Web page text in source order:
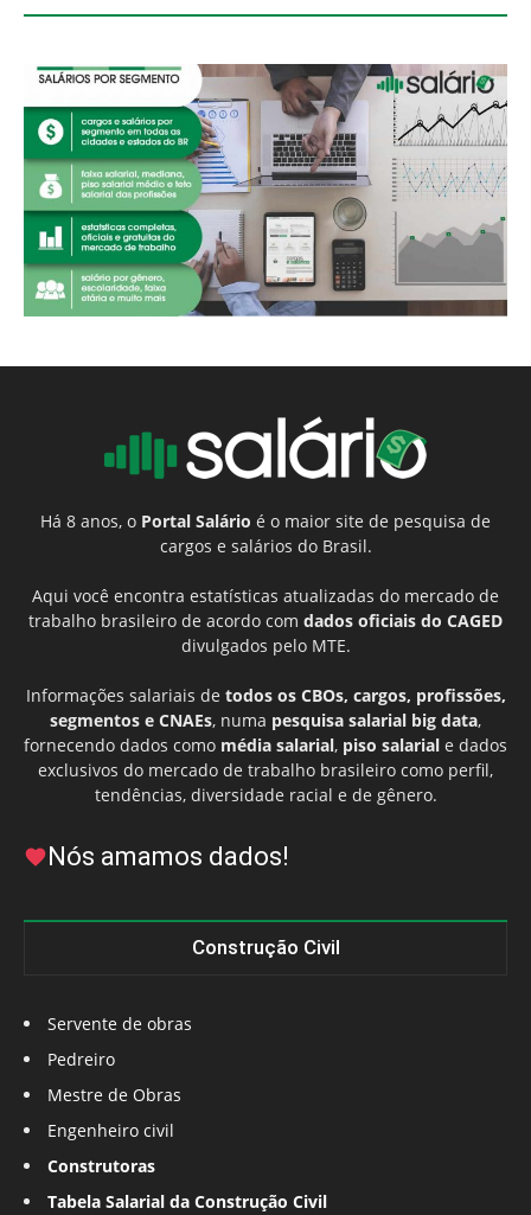
Há 8 anos, o Portal Salário é o maior site de pesquisa de
cargos e salários do Brasil.
Aqui você encontra estatísticas atualizadas do mercado de
trabalho brasileiro de acordo com dados oficiais do CAGED
divulgados pelo MTE.
Informações salariais de todos os CBOs, cargos, profissões,
segmentos e CNAEs, numa pesquisa salarial big data,
fornecendo dados como média salarial, piso salarial e dados
exclusivos do mercado de trabalho brasileiro como perfil,
tendências, diversidade racial e de gênero.
Nós amamos dados!
Construção Civil
Servente de obras
Pedreiro
Mestre de Obras
Engenheiro civil
Construtoras
Tabela Salarial da Construção Civil